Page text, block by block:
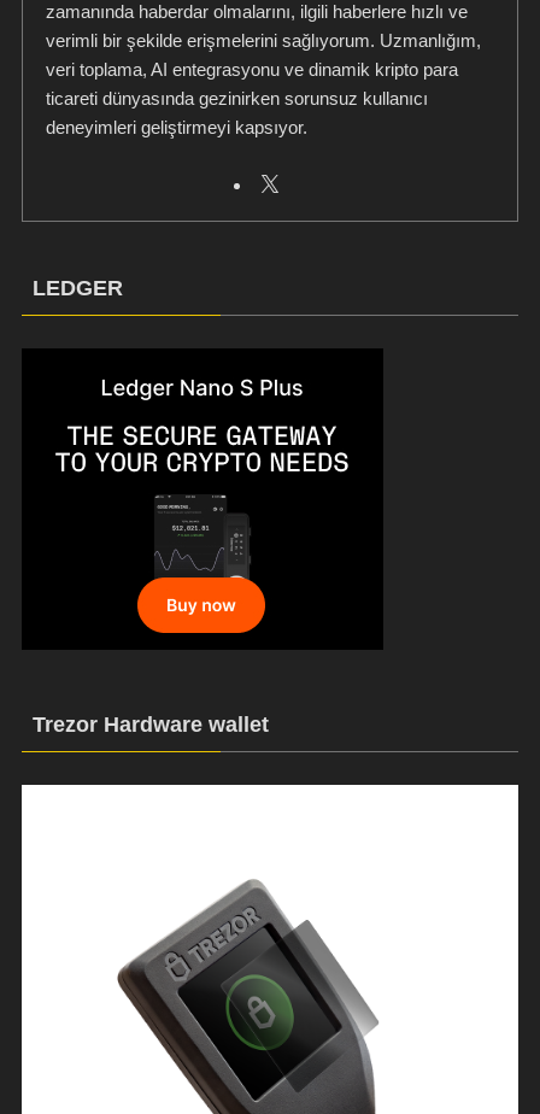
zamanında haberdar olmalarını, ilgili haberlere hızlı ve
verimli bir şekilde erişmelerini sağlıyorum. Uzmanlığım,
veri toplama, AI entegrasyonu ve dinamik kripto para
ticareti dünyasında gezinirken sorunsuz kullanıcı
deneyimleri geliştirmeyi kapsıyor.
LEDGER
Trezor Hardware wallet